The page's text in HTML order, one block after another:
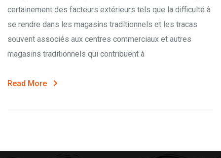
certainement des facteurs extérieurs tels que la difficulté à
se rendre dans les magasins traditionnels et les tracas
souvent associés aux centres commerciaux et autres
magasins traditionnels qui contribuent à
Read More